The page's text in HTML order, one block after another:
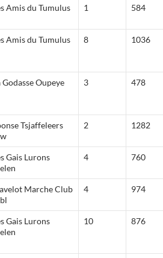
Amis du Tumulus 1 584
Amis du Tumulus 8 1036
Godasse Oupeye 3 478
Tsjaffeleers
2 1282
Gais Lurons
4 760
Marche Club
4 974
Gais Lurons
10 876